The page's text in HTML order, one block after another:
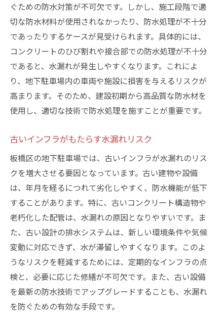
住民の協力が必要な修繕計画の策定
地下駐車場での水漏れを防ぐために必要なメン
テナンスとは
日常的な点検で早期発見を目指す
定期的な防水処理の必要性
排水システムの定期清掃の重要性
板橋区でのメンテナンス成功事例を紹介
住民からのフィードバックを活用する方法
板橋区の地下駐車場で安心して過ごすための修
繕の重要性
修繕により得られる安心感と安全性
コスト削減につながる長期的な視点
コミュニティ全体の価値向上を目指す
修繕による環境への配慮と持続可能性
板橋区での修繕プロジェクトの成功事例
住民の意識向上と協力が鍵
水漏れから愛車を守る地下駐車場の最新対策
最新の防水材料とその選び方
ぐための防水対策が不可欠です。しかし、施工段階で適
切な防水材料が使用されなかったり、防水処理が不十分
であったりするケースが見受けられます。具体的には、
コンクリートのひび割れや接合部での防水処理が不十分
であると、水漏れが発生しやすくなります。これによ
り、地下駐車場内の車両や施設に損害を与えるリスクが
高まります。そのため、建設初期から高品質な防水材を
使用し、適切な技術で防水処理を施すことが重要です。
古いインフラがもたらす水漏れリスク
板橋区の地下駐車場では、古いインフラが水漏れのリス
クを増大させる要因となっています。古い建物や設備
は、年月を経るにつれて劣化しやすく、防水機能が低下
することがあります。特に、古いコンクリート構造物や
老朽化した配管は、水漏れの原因となりやすいです。ま
た、古い設計の排水システムは、新しい環境条件や気候
変動に対応できず、水が滞留しやすくなります。このよ
うなリスクを軽減するためには、定期的なインフラの点
検と、必要に応じた修繕が不可欠です。また、古い設備
を最新の防水技術でアップグレードすることも、水漏れ
を防ぐための有効な手段です。